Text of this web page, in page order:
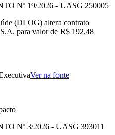
Nº 19/2026 - UASG 250005
(DLOG) altera contrato
para valor de R$ 192,48
Ver na fonte
Nº 3/2026 - UASG 393011